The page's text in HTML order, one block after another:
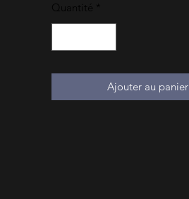
Quantité *
Ajouter au panier